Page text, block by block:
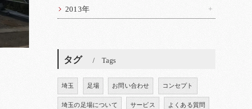
2013年
タグ Tags
埼玉 足場 お問い合わせ コンセプト
埼玉の足場について サービス よくある質問